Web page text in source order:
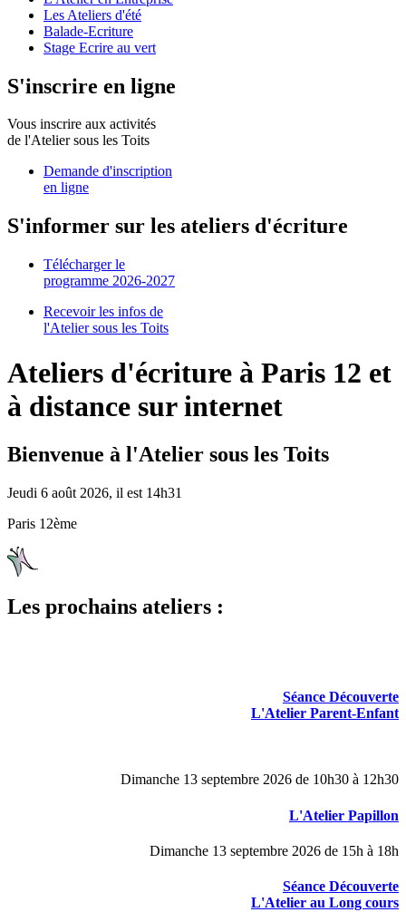
Les Ateliers d'été
Balade-Ecriture
Stage Ecrire au vert
S'inscrire en ligne
Vous inscrire aux activités
de l'Atelier sous les Toits
Demande d'inscription
en ligne
S'informer sur les ateliers d'écriture
Télécharger le
programme 2026-2027
Recevoir les infos de
l'Atelier sous les Toits
Ateliers d'écriture à Paris 12 et
à distance sur internet
Bienvenue à l'Atelier sous les Toits
Jeudi 6 août 2026, il est 14h31
Paris 12ème
Les prochains ateliers :
Séance Découverte
L'Atelier Parent-Enfant
Dimanche 13 septembre 2026 de 10h30 à 12h30
L'Atelier Papillon
Dimanche 13 septembre 2026 de 15h à 18h
Séance Découverte
L'Atelier au Long cours